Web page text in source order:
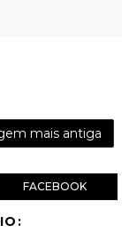
mais antiga
FACEBOOK